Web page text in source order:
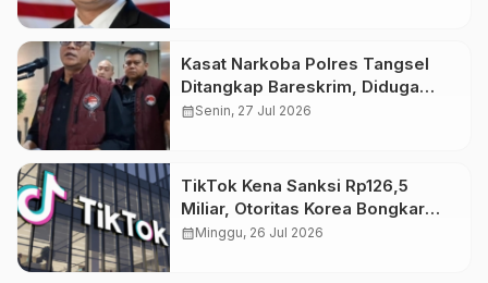
Kasat Narkoba Polres Tangsel
Ditangkap Bareskrim, Diduga
Terlibat Jaringan Narkoba
calendar_monthSenin, 27 Jul 2026
TikTok Kena Sanksi Rp126,5
Miliar, Otoritas Korea Bongkar
Pelanggaran Data Pribadi
calendar_monthMinggu, 26 Jul 2026